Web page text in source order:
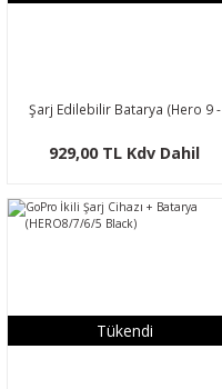
Şarj Edilebilir Batarya (Hero 9 -
929,00 TL Kdv Dahil
Tükendi